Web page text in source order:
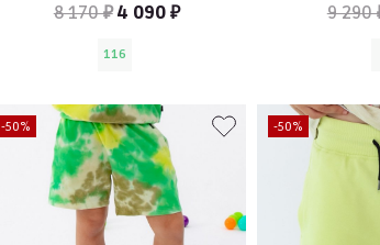
8 170 ₽ 4 090 ₽
116
9 290
-50% -50%